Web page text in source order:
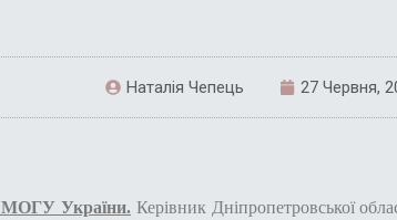
Наталія Чепець 27 Червня,
України.Керівник Дніпропетровської